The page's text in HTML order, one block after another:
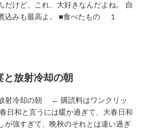
だけど、これ、大好きなんだよね。 自
込みも最高よ。 ■食べたもの １
と放射冷却の朝
射冷却の朝 ← 購読料はワンクリッ
日和と言うには暖か過ぎて、大春日和
が強すぎて、晩秋のそれとは違い過ぎ